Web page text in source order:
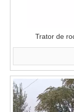
Trator de